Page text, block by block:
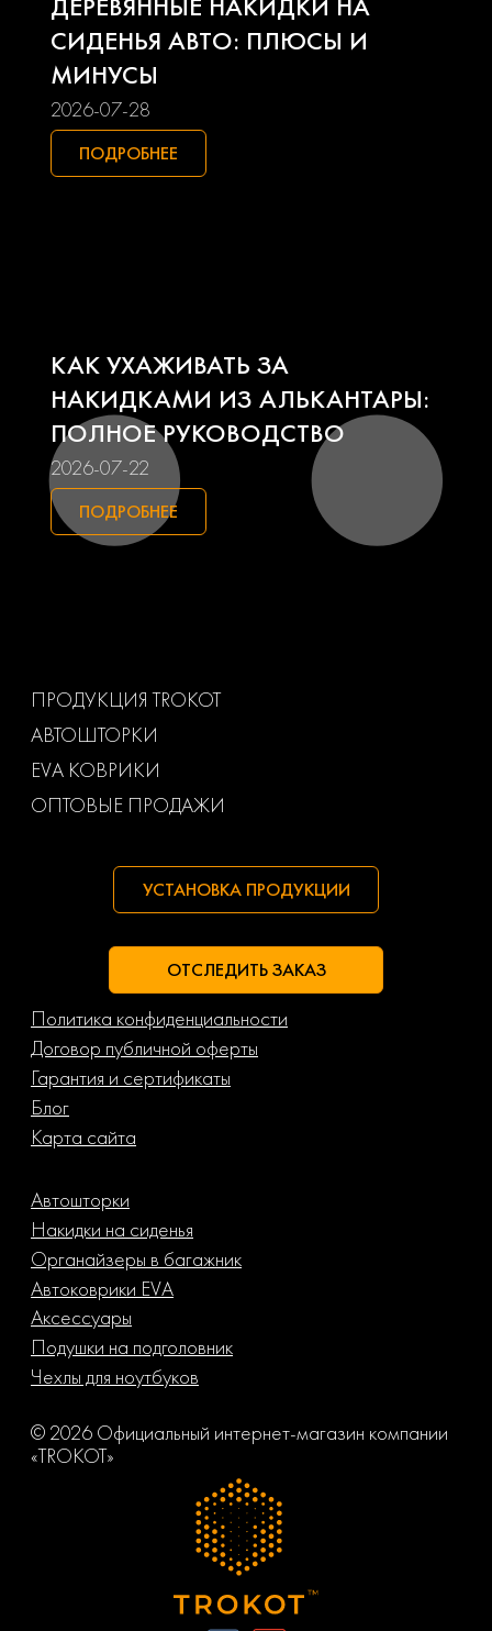
Lifan Mazda
Mitsubishi
Seat Skoda
Smart Ssangyong
Subaru Suzuki
Маз
СИДЕНЬЯ АВТО: ПЛЮСЫ И
МИНУСЫ
2026-07-28
ПОДРОБНЕЕ
КАК УХАЖИВАТЬ ЗА
НАКИДКАМИ ИЗ АЛЬКАНТАРЫ:
ПОЛНОЕ РУКОВОДСТВО
2026-07-22
ПОДРОБНЕЕ
ПРОДУКЦИЯ TROKOT
АВТОШТОРКИ
EVA КОВРИКИ
ОПТОВЫЕ ПРОДАЖИ
УСТАНОВКА ПРОДУКЦИИ
ОТСЛЕДИТЬ ЗАКАЗ
Политика конфиденциальности
Договор публичной оферты
Гарантия и сертификаты
Блог
Карта сайта
Автошторки
Накидки на сиденья
Органайзеры в багажник
Автоковрики EVA
Аксессуары
Подушки на подголовник
Чехлы для ноутбуков
© 2026 Официальный интернет-магазин компании
«TROKOT»